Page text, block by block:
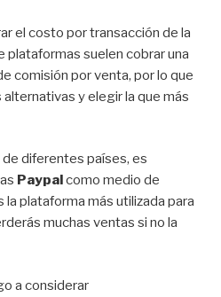
el costo por transacción de la
plataformas suelen cobrar una
comisión por venta, por lo que
y elegir la que más
diferentes países, es
Paypalcomo medio de
plataforma más utilizada para
muchas ventas si no la
a considerar